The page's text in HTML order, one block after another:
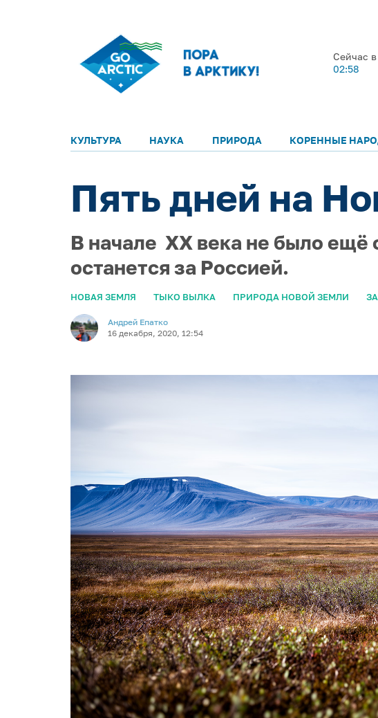
Сейчас
02:58
КУЛЬТУРА НАУКА ПРИРОДА КОРЕННЫЕ
Пять дней на
В начале XX века не было ещё
останется за Россией.
НОВАЯ ЗЕМЛЯ ТЫКО ВЫЛКА ПРИРОДА НОВОЙ ЗЕМЛИ
Андрей Епатко
16 декабря, 2020, 12:54